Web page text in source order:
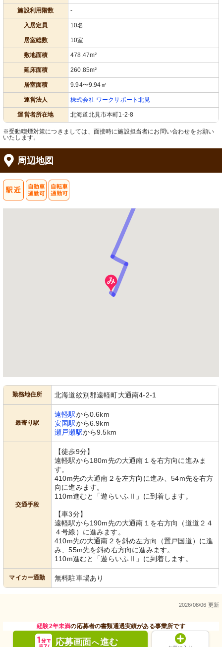
施設利用階数 -
入居定員 10名
居室総数 10室
敷地面積 478.47m²
延床面積 260.85m²
居室面積 9.94〜9.94㎡
運営法人 株式会社 ワークサポート北見
運営者所在地 北海道北見市本町1-2-8
※受動喫煙対策につきましては、面接時に施設担当者にお問い合わせをお願い
いたします。
周辺地図
勤務地住所 北海道紋別郡遠軽町大通南4-2-1
最寄り駅
遠軽駅から0.6km
安国駅から6.9km
瀬戸瀬駅から9.5km
交通手段
【徒歩9分】
遠軽駅から180m先の大通南１を右方向に進みま
す。
410m先の大通南２を左方向に進み、54m先を右方
向に進みます。
110m進むと「遊らいふⅡ」に到着します。
【車3分】
遠軽駅から190m先の大通南１を右方向（道道２４
４号線）に進みます。
410m先の大通南２を斜め左方向（置戸国道）に進
み、55m先を斜め右方向に進みます。
110m進むと「遊らいふⅡ」に到着します。
マイカー通勤 無料駐車場あり
2026/08/06 更新
経験2年未満の応募者の書類通過実績がある事業所です
応募画面へ進む